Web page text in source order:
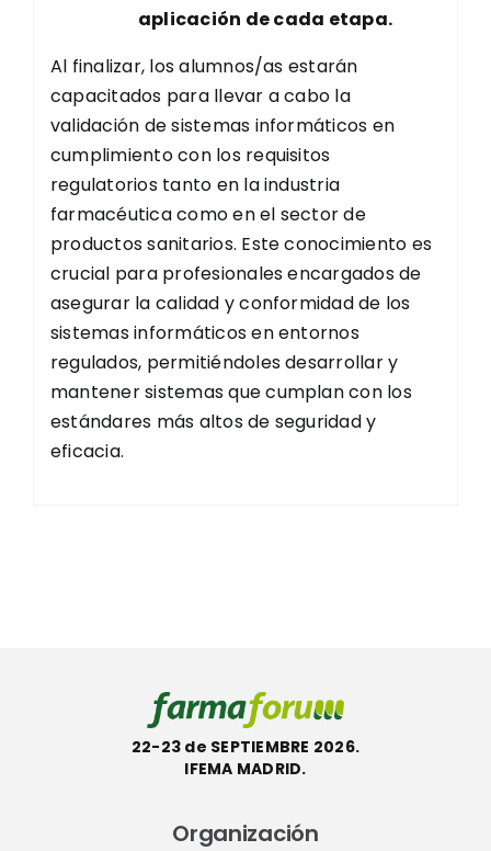
aplicación de cada etapa.
Al finalizar, los alumnos/as estarán
capacitados para llevar a cabo la
validación de sistemas informáticos en
cumplimiento con los requisitos
regulatorios tanto en la industria
farmacéutica como en el sector de
productos sanitarios. Este conocimiento es
crucial para profesionales encargados de
asegurar la calidad y conformidad de los
sistemas informáticos en entornos
regulados, permitiéndoles desarrollar y
mantener sistemas que cumplan con los
estándares más altos de seguridad y
eficacia.
22-23 de SEPTIEMBRE 2026.
IFEMA MADRID.
Organización